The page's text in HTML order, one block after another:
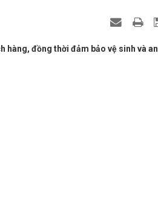
hàng, đồng thời đảm bảo vệ sinh và an